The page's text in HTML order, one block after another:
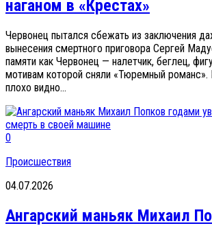
наганом в «Крестах»
Червонец пытался сбежать из заключения
вынесения смертного приговора Сергей
памяти как Червонец — налетчик, беглец,
мотивам которой сняли «Тюремный
плохо видно...
0
Происшествия
04.07.2026
Ангарский маньяк Михаил